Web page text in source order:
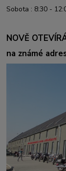
Sobota : 8:30 -
NOVĚ
na známé